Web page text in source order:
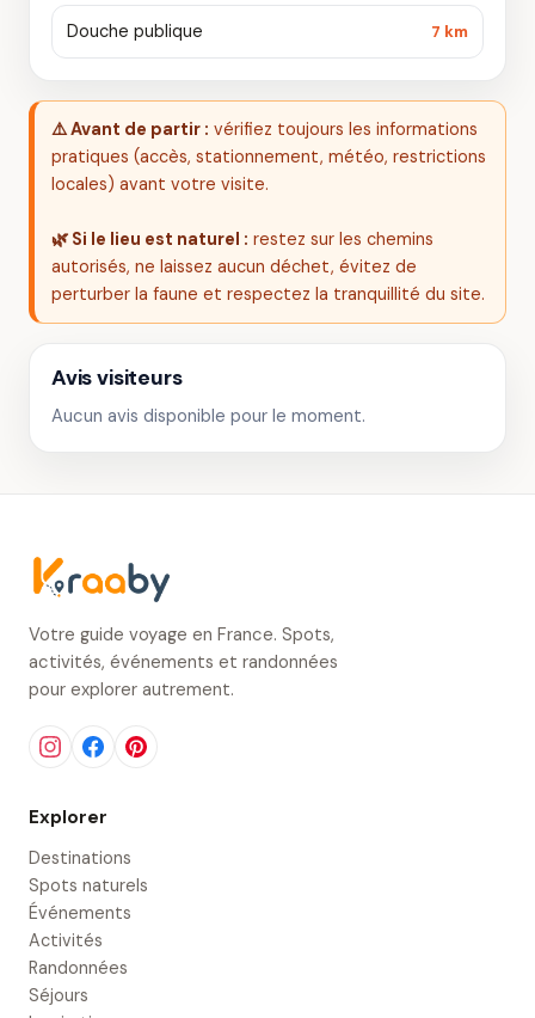
Douche publique 7 km
⚠️ Avant de partir : vérifiez toujours les informations
pratiques (accès, stationnement, météo, restrictions
locales) avant votre visite.
🌿 Si le lieu est naturel : restez sur les chemins
autorisés, ne laissez aucun déchet, évitez de
perturber la faune et respectez la tranquillité du site.
Avis visiteurs
Aucun avis disponible pour le moment.
Votre guide voyage en France. Spots,
activités, événements et randonnées
pour explorer autrement.
Explorer
Destinations
Spots naturels
Événements
Activités
Randonnées
Séjours